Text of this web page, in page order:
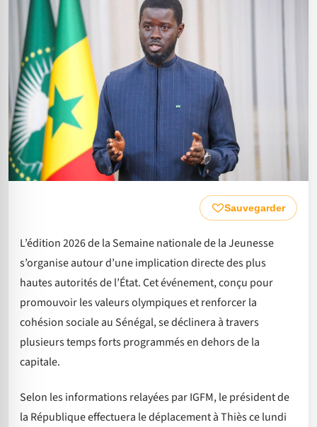
Sauvegarder
L’édition 2026 de la Semaine nationale de la Jeunesse
s’organise autour d’une implication directe des plus
hautes autorités de l’État. Cet événement, conçu pour
promouvoir les valeurs olympiques et renforcer la
cohésion sociale au Sénégal, se déclinera à travers
plusieurs temps forts programmés en dehors de la
capitale.
Selon les informations relayées par IGFM, le président de
la République effectuera le déplacement à Thiès ce lundi